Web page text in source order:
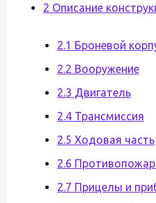
2 Описание
2.1 Броневой
2.2 Вооружение
2.3 Двигатель
2.4 Трансмиссия
2.5 Ходовая часть
2.6
2.7 Прицелы и